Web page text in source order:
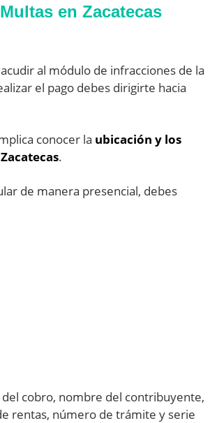
en Zacatecas
al módulo de infracciones de la
el pago debes dirigirte hacia
conocer la ubicación y los
.
de manera presencial, debes
cobro, nombre del contribuyente,
rentas, número de trámite y serie